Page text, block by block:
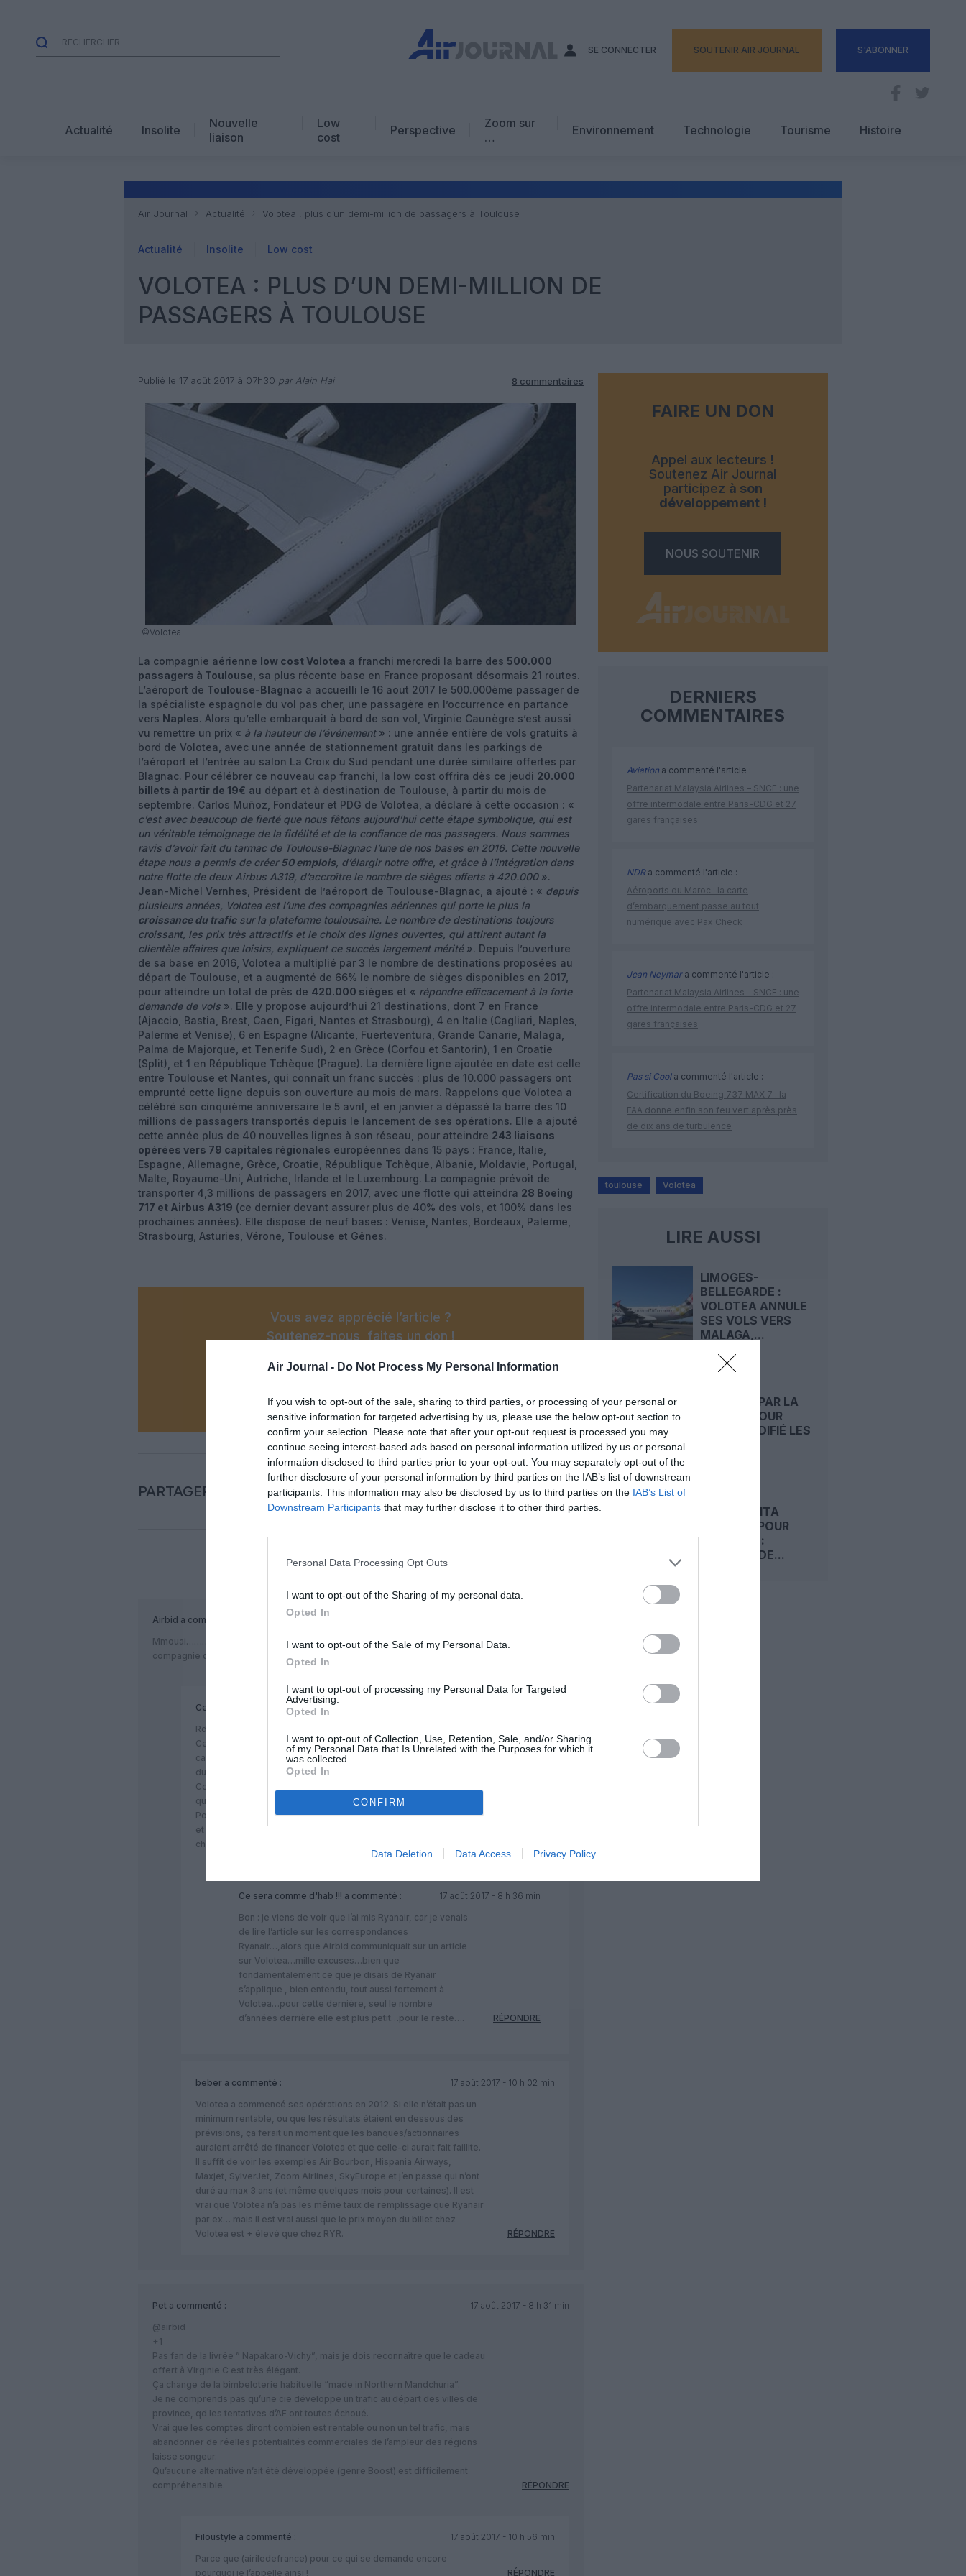
Air Journal - Do Not Process My Personal Information
If you wish to opt-out of the sale, sharing to third parties, or processing of your personal or
sensitive information for targeted advertising by us, please use the below opt-out section to
confirm your selection. Please note that after your opt-out request is processed you may
continue seeing interest-based ads based on personal information utilized by us or personal
information disclosed to third parties prior to your opt-out. You may separately opt-out of the
further disclosure of your personal information by third parties on the IAB’s list of downstream
participants. This information may also be disclosed by us to third parties on the IAB’s List of
Downstream Participants that may further disclose it to other third parties.
Personal Data Processing Opt Outs
I want to opt-out of the Sharing of my personal data.
Opted In
I want to opt-out of the Sale of my Personal Data.
Opted In
I want to opt-out of processing my Personal Data for Targeted
Advertising.
Opted In
I want to opt-out of Collection, Use, Retention, Sale, and/or Sharing
of my Personal Data that Is Unrelated with the Purposes for which it
was collected.
Opted In
CONFIRM
Data Deletion Data Access Privacy Policy
SE CONNECTER SOUTENIR AIR JOURNAL S'ABONNER
Actualité Insolite
Nouvelle
liaison
Low
cost
Perspective
Zoom sur
…
Avis d’expert
Environnement Technologie
Tourisme
Hôtellerie
Histoire
Air Journal Actualité Volotea : plus d’un demi-million de passagers à Toulouse
Actualité Insolite Low cost
VOLOTEA : PLUS D’UN DEMI-MILLION DE
PASSAGERS À TOULOUSE
Publié le 17 août 2017 à 07h30 par Alain Hai 8 commentaires
©Volotea
La compagnie aérienne low cost Volotea a franchi mercredi la barre des 500.000
passagers à Toulouse , sa plus récente base en France proposant désormais 21 routes.
L’aéroport de Toulouse-Blagnac a accueilli le 16 aout 2017 le 500.000ème passager de
la spécialiste espagnole du vol pas cher, une passagère en l’occurrence en partance
vers Naples. Alors qu’elle embarquait à bord de son vol, Virginie Caunègre s’est aussi
vu remettre un prix « à la hauteur de l’événement» : une année entière de vols gratuits à
bord de Volotea, avec une année de stationnement gratuit dans les parkings de
l’aéroport et l’entrée au salon La Croix du Sud pendant une durée similaire offertes par
Blagnac. Pour célébrer ce nouveau cap franchi, la low cost offrira dès ce jeudi 20.000
billets à partir de 19€ au départ et à destination de Toulouse, à partir du mois de
septembre. Carlos Muñoz, Fondateur et PDG de Volotea, a déclaré à cette occasion : «
c’est avec beaucoup de fierté que nous fêtons aujourd’hui cette étape symbolique, qui est
un véritable témoignage de la fidélité et de la confiance de nos passagers. Nous sommes
ravis d’avoir fait du tarmac de Toulouse-Blagnac l’une de nos bases en 2016. Cette nouvelle
étape nous a permis de créer50 emplois, d’élargir notre offre, et grâce à l’intégration dans
notre flotte de deux Airbus A319, d’accroître le nombre de sièges offerts à 420.000».
Jean-Michel Vernhes, Président de l’aéroport de Toulouse-Blagnac, a ajouté : « depuis
plusieurs années, Volotea est l’une des compagnies aériennes qui porte le plus la
croissance du traficsur la plateforme toulousaine. Le nombre de destinations toujours
croissant, les prix très attractifs et le choix des lignes ouvertes, qui attirent autant la
clientèle affaires que loisirs, expliquent ce succès largement mérité». Depuis l’ouverture
de sa base en 2016, Volotea a multiplié par 3 le nombre de destinations proposées au
départ de Toulouse, et a augmenté de 66% le nombre de sièges disponibles en 2017,
pour atteindre un total de près de 420.000 sièges et « répondre efficacement à la forte
demande de vols ». Elle y propose aujourd’hui 21 destinations, dont 7 en France
(Ajaccio, Bastia, Brest, Caen, Figari, Nantes et Strasbourg), 4 en Italie (Cagliari, Naples,
Palerme et Venise), 6 en Espagne (Alicante, Fuerteventura, Grande Canarie, Malaga,
Palma de Majorque, et Tenerife Sud), 2 en Grèce (Corfou et Santorin), 1 en Croatie
(Split), et 1 en République Tchèque (Prague). La dernière ligne ajoutée en date est celle
entre Toulouse et Nantes, qui connaît un franc succès : plus de 10.000 passagers ont
emprunté cette ligne depuis son ouverture au mois de mars. Rappelons que Volotea a
célébré son cinquième anniversaire le 5 avril, et en janvier a dépassé la barre des 10
millions de passagers transportés depuis le lancement de ses opérations. Elle a ajouté
cette année plus de 40 nouvelles lignes à son réseau, pour atteindre 243 liaisons
opérées vers 79 capitales régionales européennes dans 15 pays : France, Italie,
Espagne, Allemagne, Grèce, Croatie, République Tchèque, Albanie, Moldavie, Portugal,
Malte, Royaume-Uni, Autriche, Irlande et le Luxembourg. La compagnie prévoit de
transporter 4,3 millions de passagers en 2017, avec une flotte qui atteindra 28 Boeing
717 et Airbus A319 (ce dernier devant assurer plus de 40% des vols, et 100% dans les
prochaines années). Elle dispose de neuf bases : Venise, Nantes, Bordeaux, Palerme,
Strasbourg, Asturies, Vérone, Toulouse et Gênes.
Vous avez apprécié l’article ?
Soutenez-nous, faites un don !
PARTAGER L'ARTICLE
Airbid a commenté :
Mmouai………Rdv en fin d’exercice pour voir le compte de résultats de cette
compagnie qui se développe en faisant des cadeaux.
Ce sera comme d'hab !!! a commenté :
Rdv en fin d’exercice?…
Ce sera comme d’habitude.: gros benef Apres gros benef dans la
caisse Ryanair….et vu côté Ryanair, peu importe d’où vient argent
du moment qu’il vient…
Comme disait l’autre :” l’argent ça va ça vient, mais c’est mieux
quand ca vient!!!”
Pour Ryanair, c’est le cas, c’est encore le cas, c’est toujours le cas…
et depuis de très nombreuses années… Alors pour tout le reste,
chez Ryanair: RAB!!!
Ce sera comme d'hab !!! a commenté :
17 août 2017 - 8 h 36 min
Bon : je viens de voir que l’ai mis Ryanair, car je venais
de lire l’article sur les correspondances
Ryanair…,alors que Airbid communiquait sur un article
sur Volotea…mille excuses…bien que
fondamentalement ce que je disais de Ryanair
s’applique , bien entendu, tout aussi fortement à
Volotea…pour cette dernière, seul le nombre
d’années derrière elle est plus petit…pour le reste….
RÉPONDRE
beber a commenté :
17 août 2017 - 10 h 02 min
Volotea a commencé ses opérations en 2012. Si elle n’était pas un
minimum rentable, ou que les résultats étaient en dessous des
prévisions, ça ferait un moment que les banques/actionnaires
auraient arrêté de financer Volotea et que celle-ci aurait fait faillite.
Il suffit de voir les exemples Air Bourbon, Hispania Airways,
Maxjet, SylverJet, Zoom Airlines, SkyEurope et j’en passe qui n’ont
duré au max 3 ans (et même quelques mois pour certaines). Il est
vrai que Volotea n’a pas les même taux de remplissage que Ryanair
par ex… mais il est vrai aussi que le prix moyen du billet chez
Volotea est + élevé que chez RYR.
RÉPONDRE
Pet a commenté :
17 août 2017 - 8 h 31 min
@airbid
+1
Pas fan de la livrée ” Napakaro-Vichy”, mais je dois reconnaître que le cadeau
offert à Virginie C est très élégant.
Ça change de la bimbeloterie habituelle “made in Northern Mandchuria”.
Je ne comprends pas qu’une cie développe un trafic au départ des villes de
province, qd les tentatives d’AF ont toutes échoué.
Vrai que les comptes diront combien est rentable ou non un tel trafic, mais
abandonner de réelles potentialités commerciales de l’ampleur des régions
laisse songeur.
Qu’aucune alternative n’ait été développée (genre Boost) est difficilement
compréhensible.
RÉPONDRE
Filoustyle a commenté :
17 août 2017 - 10 h 56 min
Parce que (airiledefrance) pour ce qui se demande encore
pourquoi je l’appelle ainsi !
RÉPONDRE
FAIRE UN DON
Appel aux lecteurs !
Soutenez Air Journal
participez à son
développement !
NOUS SOUTENIR
DERNIERS
COMMENTAIRES
Aviation a commenté l'article :
Partenariat Malaysia Airlines – SNCF : une
offre intermodale entre Paris-CDG et 27
gares françaises
NDRa commenté l'article :
Aéroports du Maroc : la carte
d’embarquement passe au tout
numérique avec Pax Check
Jean Neymara commenté l'article :
Partenariat Malaysia Airlines – SNCF : une
offre intermodale entre Paris-CDG et 27
gares françaises
Pas si Coola commenté l'article :
Certification du Boeing 737 MAX 7 : la
FAA donne enfin son feu vert après près
de dix ans de turbulence
toulouse Volotea
LIRE AUSSI
LIMOGES-
BELLEGARDE :
VOLOTEA ANNULE
SES VOLS VERS
MALAGA,...
ÉPINGLÉE PAR LA
DGCCRF POUR
AVOIR MODIFIÉ LES
ATTAQUE ITA
AIRWAYS POUR
“VOLARE” :
BATAILLE DE...